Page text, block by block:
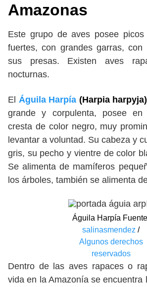
Amazonas
Este grupo de aves posee
fuertes, con grandes garras,
sus presas. Existen aves
nocturnas.
El Águila Harpía (Harpia harpyja)
grande y corpulenta, posee
cresta de color negro, muy
levantar a voluntad. Su cabeza y
gris, su pecho y vientre de color
Se alimenta de mamíferos
los árboles, también se alimenta
Águila Harpía
salinasmendez /
Algunos derechos
reservados
Dentro de las aves rapaces o
vida en la Amazonía se encuentra